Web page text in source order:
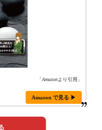
「Amazonより引用」
Amazon で見る ▶